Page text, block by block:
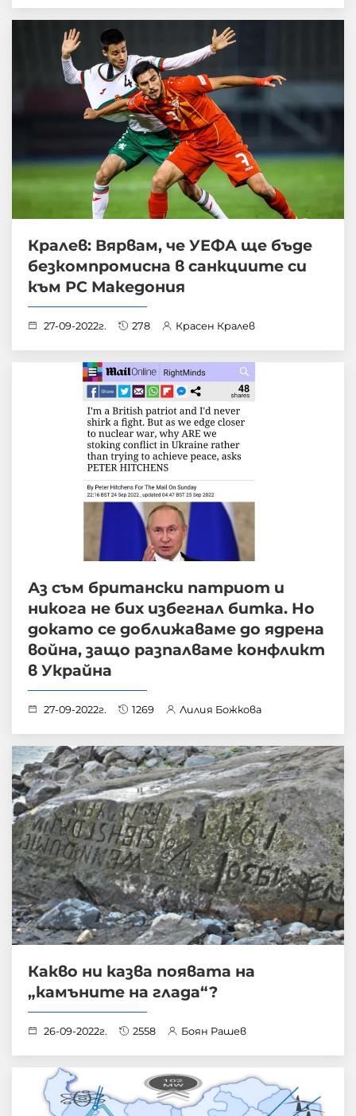
Кралев: Вярвам, че УЕФА ще бъде
безкомпромисна в санкциите си
към РС Македония
27-09-2022г. 278 Красен Кралев
Аз съм британски патриот и
никога не бих избегнал битка. Но
докато се доближаваме до ядрена
война, защо разпалваме конфликт
в Украйна
27-09-2022г. 1269 Лилия Божкова
Какво ни казва появата на
„камъните на глада“?
26-09-2022г. 2558 Боян Рашев